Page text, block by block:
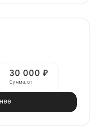
30 000 ₽
Сумма, от